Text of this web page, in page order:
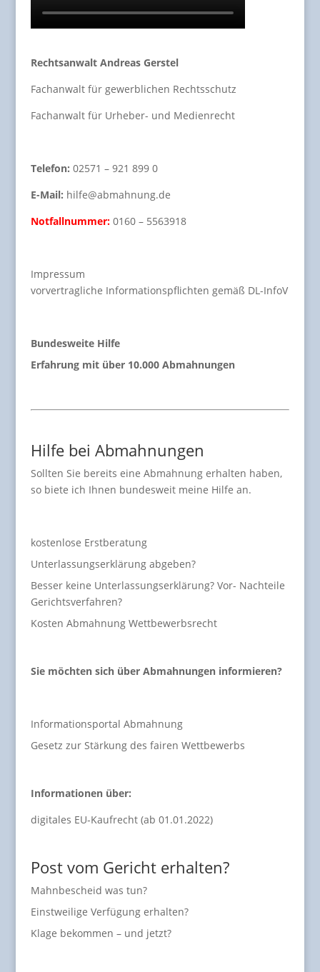
Rechtsanwalt Andreas Gerstel
Fachanwalt für gewerblichen Rechtsschutz
Fachanwalt für Urheber- und Medienrecht
Telefon: 02571 – 921 899 0
E-Mail: hilfe@abmahnung.de
Notfallnummer: 0160 – 5563918
Impressum
vorvertragliche Informationspflichten gemäß DL-InfoV
Bundesweite Hilfe
Erfahrung mit über 10.000 Abmahnungen
Hilfe bei Abmahnungen
Sollten Sie bereits eine Abmahnung erhalten haben,
so biete ich Ihnen bundesweit meine Hilfe an.
kostenlose Erstberatung
Unterlassungserklärung abgeben?
Besser keine Unterlassungserklärung? Vor- Nachteile
Gerichtsverfahren?
Kosten Abmahnung Wettbewerbsrecht
Sie möchten sich über Abmahnungen informieren?
Informationsportal Abmahnung
Gesetz zur Stärkung des fairen Wettbewerbs
Informationen über:
digitales EU-Kaufrecht (ab 01.01.2022)
Post vom Gericht erhalten?
Mahnbescheid was tun?
Einstweilige Verfügung erhalten?
Klage bekommen – und jetzt?